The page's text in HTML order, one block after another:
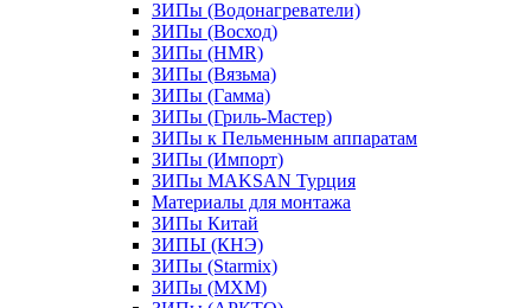
ЗИПы (Водонагреватели)
ЗИПы (Восход)
ЗИПы (HMR)
ЗИПы (Вязьма)
ЗИПы (Гамма)
ЗИПы (Гриль-Мастер)
ЗИПы к Пельменным аппаратам
ЗИПы (Импорт)
ЗИПы MAKSAN Турция
Материалы для монтажа
ЗИПы Китай
ЗИПЫ (КНЭ)
ЗИПы (Starmix)
ЗИПы (МХМ)